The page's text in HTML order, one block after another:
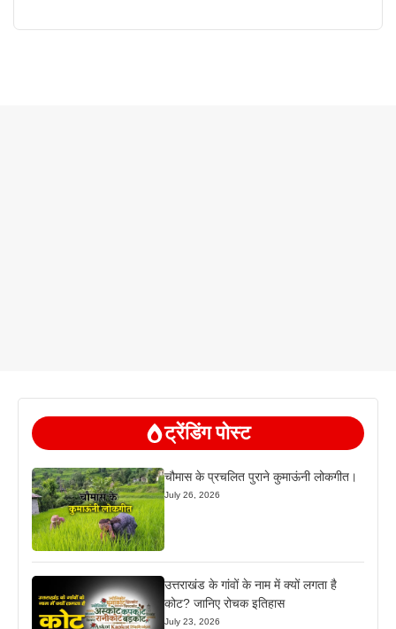
ट्रेंडिंग पोस्ट
चौमास के प्रचलित पुराने कुमाऊंनी लोकगीत।
July 26, 2026
उत्तराखंड के गांवों के नाम में क्यों लगता है
कोट? जानिए रोचक इतिहास
July 23, 2026